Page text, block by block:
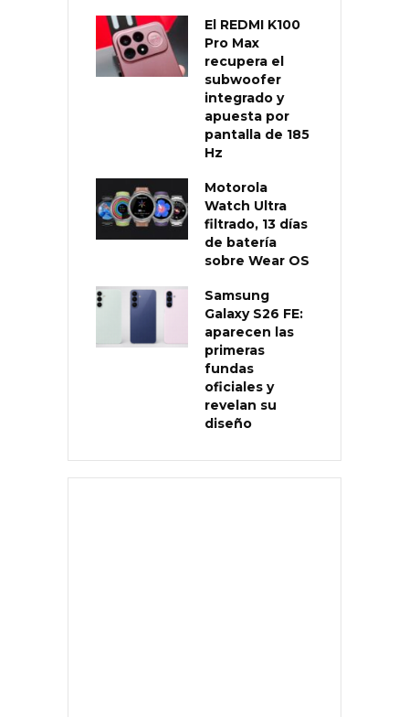
El REDMI K100
Pro Max
recupera el
subwoofer
integrado y
apuesta por
pantalla de 185
Hz
Motorola
Watch Ultra
filtrado, 13 días
de batería
sobre Wear OS
Samsung
Galaxy S26 FE:
aparecen las
primeras
fundas
oficiales y
revelan su
diseño